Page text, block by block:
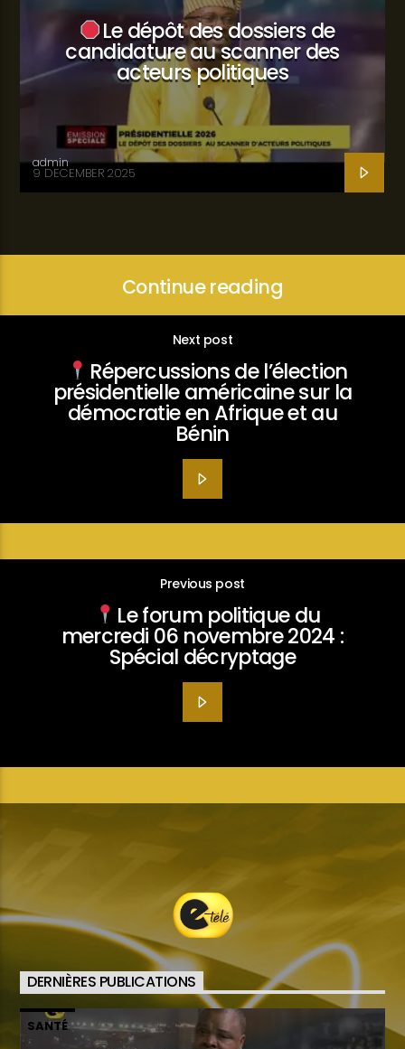
Le dépôt des dossiers de
candidature au scanner des
acteurs politiques
admin
9 DECEMBER 2025
Continue reading
Next post
Répercussions de l’élection
présidentielle américaine sur la
démocratie en Afrique et au
Bénin
Previous post
Le forum politique du
mercredi 06 novembre 2024 :
Spécial décryptage
DERNIÈRES PUBLICATIONS
SANTÉ